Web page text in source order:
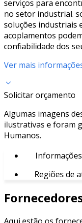
serviços para
no setor industrial.
soluções industriais
acoplamentos
confiabilidade dos
Ver mais
Solicitar orçamento
Algumas imagens
ilustrativas e foram
Humanos.
Regiões de